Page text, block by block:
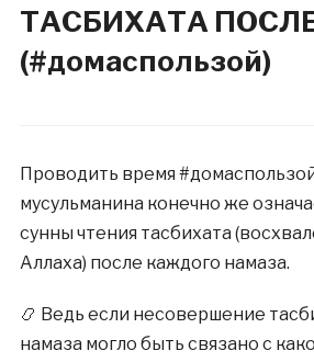
ТАСБИХАТА
(#домаспользой)
Проводить время
мусульманина конечно же
сунны чтения тасбихата
Аллаха) после каждого намаза.
📿 Ведь если несовершение
намаза могло быть связано с